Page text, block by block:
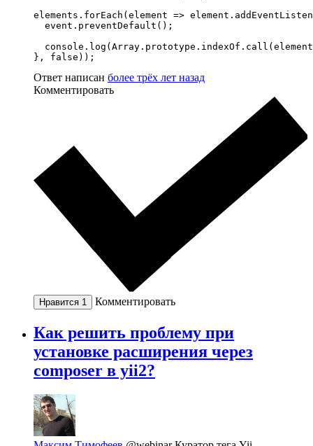
elements.forEach(element =>
  event.preventDefault();
}, false));
Ответ написан более трёх лет назад
Комментировать
Нравится 1 Комментировать
Как решить проблему при
установке расширения через
composer в yii2?